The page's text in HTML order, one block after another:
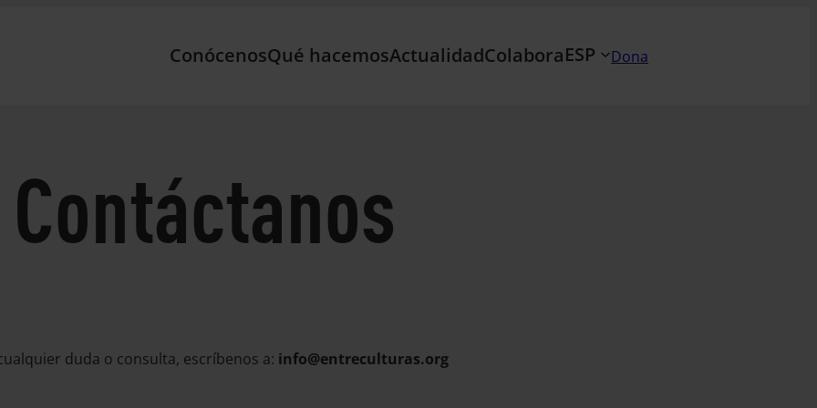
ConócenosQué hacemosActualidadColaboraESP Dona
Contáctanos
duda o consulta, escríbenos a: info@entreculturas.org